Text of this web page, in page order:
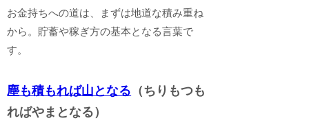
お金持ちへの道は、まずは地道な積み重ね
から。貯蓄や稼ぎ方の基本となる言葉で
す。
塵も積もれば山となる （ちりもつも
ればやまとなる）